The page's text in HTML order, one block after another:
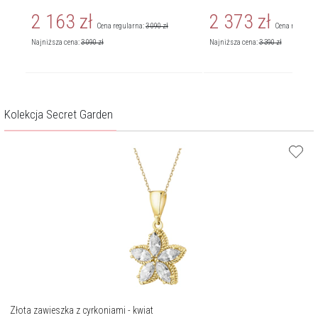
2 163 zł Cena regularna:3 090zł
Najniższa cena:3 090zł
2 373 zł Cena
Najniższa cena:3 390zł
Kolekcja Secret Garden
Złota zawieszka z cyrkoniami - kwiat